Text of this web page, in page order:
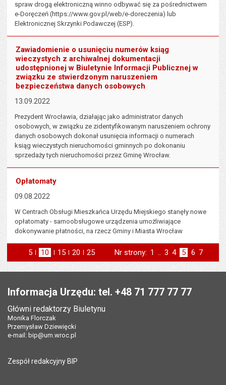
spraw drogą elektroniczną winno odbywać się za pośrednictwem
e-Doręczeń (https://www.gov.pl/web/e-doreczenia) lub
Elektronicznej Skrzynki Podawczej (ESP).
Zawiadomienie o usunięciu numerów ksiąg
wieczystych z archiwalnej dokumentacji
udostępnionej w Biuletynie Informacji Publicznej w
związku ze stwierdzonym naruszeniem
bezpieczeństwa danych osobowych
13.09.2022
Prezydent Wrocławia, działając jako administrator danych
osobowych, w związku ze zidentyfikowanym naruszeniem ochrony
danych osobowych dokonał usunięcia informacji o numerach
ksiąg wieczystych nieruchomości gminnych po dokonaniu
sprzedaży tych nieruchomości przez Gminę Wrocław.
Opłatomaty
09.08.2022
W Centrach Obsługi Mieszkańca Urzędu Miejskiego stanęły nowe
opłatomaty - samoobsługowe urządzenia umożliwiające
dokonywanie płatności, na rzecz Gminy i Miasta Wrocław
5 elementów na stronie
10 elementów
na stronie
15 elementów
na stronie
20 elementów
na stronie
25 elementów
na stronie
Nr strony: Strona
1 .. Strona
3 Strona
4 Strona
5 Strona
6 Strona
7
Informacja Urzędu: tel. +48 71 777 77 77
Główni redaktorzy Biuletynu
Monika Florczak
Przemysław Dziewięcki
e-mail: bip@um.wroc.pl
Zespół redakcyjny BIP